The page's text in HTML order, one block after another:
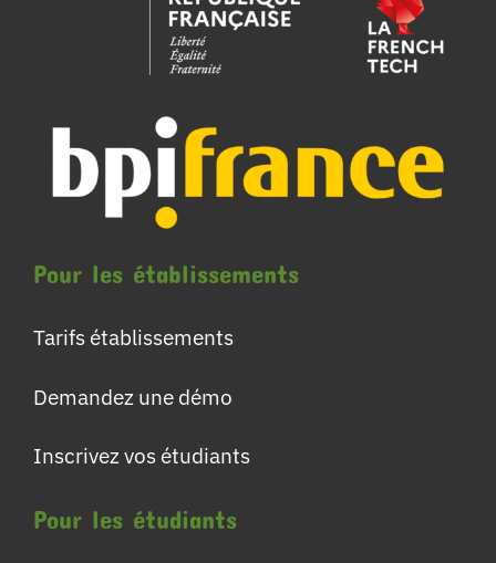
Pour les établissements
Tarifs établissements
Demandez une démo
Inscrivez vos étudiants
Pour les étudiants